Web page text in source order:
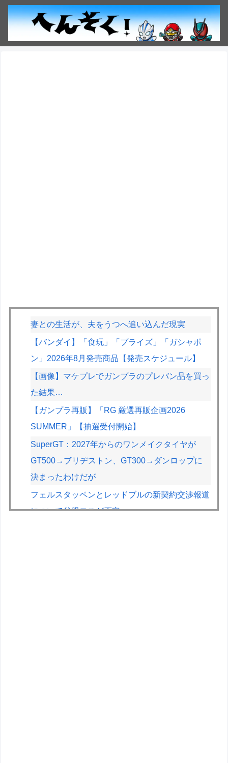
妻との生活が、夫をうつへ追い込んだ現実
【バンダイ】「食玩」「プライズ」「ガシャポ
ン」2026年8月発売商品【発売スケジュール】
【画像】マケプレでガンプラのプレバン品を買っ
た結果…
【ガンプラ再販】「RG 厳選再販企画2026
SUMMER」【抽選受付開始】
SuperGT：2027年からのワンメイクタイヤが
GT500→ブリヂストン、GT300→ダンロップに
決まったわけだが
フェルスタッペンとレッドブルの新契約交渉報道
について父親ヨスが否定